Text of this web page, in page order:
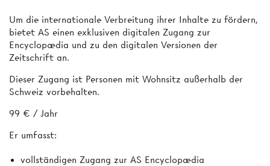
Um die internationale Verbreitung ihrer Inhalte zu fördern,
bietet AS einen exklusiven digitalen Zugang zur
Encyclopædia und zu den digitalen Versionen der
Zeitschrift an.
Dieser Zugang ist Personen mit Wohnsitz außerhalb der
Schweiz vorbehalten.
99 € / Jahr
Er umfasst:
vollständigen Zugang zur AS Encyclopædia